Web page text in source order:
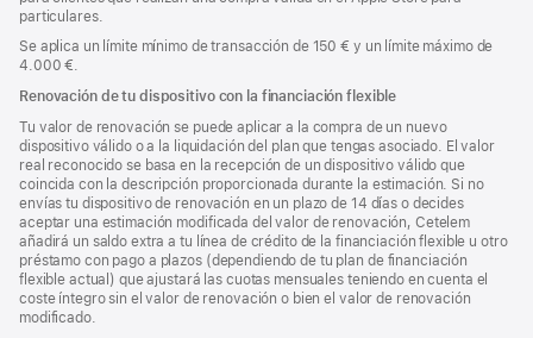
particulares.
Se aplica un límite mínimo de transacción de 150 € y un límite máximo de
4.000 €.
Renovación de tu dispositivo con la financiación flexible
Tu valor de renovación se puede aplicar a la compra de un nuevo
dispositivo válido o a la liquidación del plan que tengas asociado. El valor
real reconocido se basa en la recepción de un dispositivo válido que
coincida con la descripción proporcionada durante la estimación. Si no
envías tu dispositivo de renovación en un plazo de 14 días o decides
aceptar una estimación modificada del valor de renovación, Cetelem
añadirá un saldo extra a tu línea de crédito de la financiación flexible u otro
préstamo con pago a plazos (dependiendo de tu plan de financiación
flexible actual) que ajustará las cuotas mensuales teniendo en cuenta el
coste íntegro sin el valor de renovación o bien el valor de renovación
modificado.